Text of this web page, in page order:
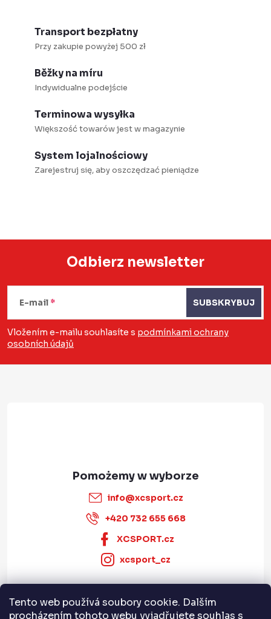
Tento web používá soubory cookie. Dalším
procházením tohoto webu vyjadřujete souhlas s
Transport bezpłatny
Przy zakupie powyżej 500 zł
Běžky na míru
Indywidualne podejście
Terminowa wysyłka
Większość towarów jest w magazynie
System lojalnościowy
Zarejestruj się, aby oszczędzać pieniądze
S
o
p
Odbierz newsletter
E-mail
Vložením e-mailu souhlasíte s podmínkami ochrany
osobních údajů
SUBSKRYBUJ
info@xcsport.cz
+420 732 655 668
XCSPORT.cz
xcsport_cz
Informace pro vás